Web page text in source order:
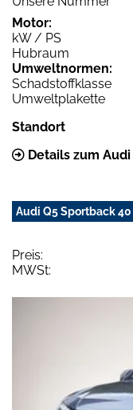
Motor:
kW / PS
Hubraum
Umweltnormen:
Schadstoffklasse
Umweltplakette
Standort
Details zum
Audi Q5 Sportback 40
Preis:
MWSt: